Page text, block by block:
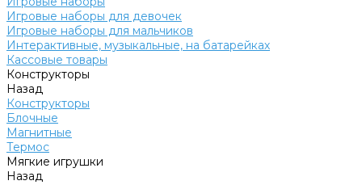
Игровые наборы для девочек
Игровые наборы для мальчиков
Интерактивные, музыкальные, на батарейках
Кассовые товары
Конструкторы
Назад
Конструкторы
Блочные
Магнитные
Термос
Мягкие игрушки
Назад